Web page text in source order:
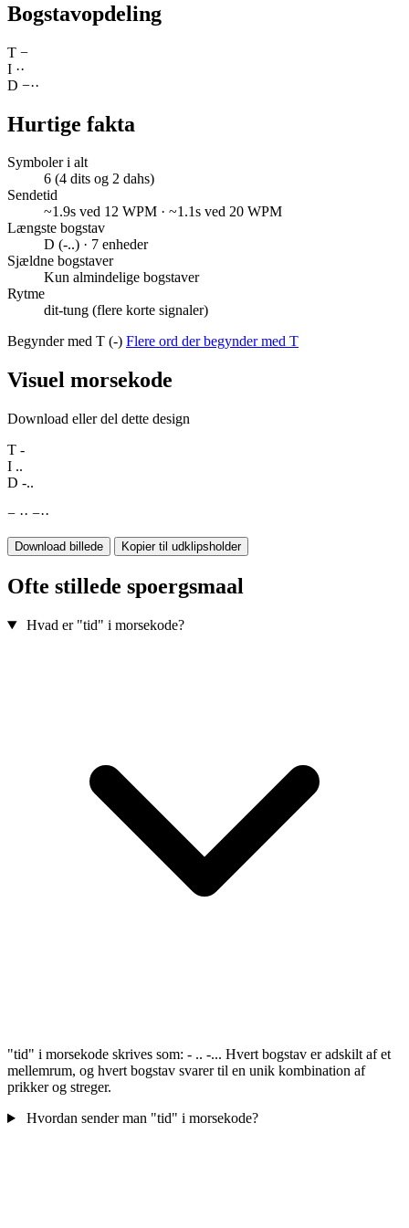
Bogstavopdeling
T −
I ··
D −··
Hurtige fakta
Symboler i alt
6 (4 dits og 2 dahs)
Sendetid
~1.9s ved 12 WPM · ~1.1s ved 20 WPM
Længste bogstav
D (-..) · 7 enheder
Sjældne bogstaver
Kun almindelige bogstaver
Rytme
dit-tung (flere korte signaler)
Begynder med T (-) Flere ord der begynder med T
Visuel morsekode
Download eller del dette design
T -
I ..
D -..
− ·· −··
Download billede Kopier til udklipsholder
Ofte stillede spoergsmaal
Hvad er "tid" i morsekode?
"tid" i morsekode skrives som: - .. -... Hvert bogstav er adskilt af et
mellemrum, og hvert bogstav svarer til en unik kombination af
prikker og streger.
Hvordan sender man "tid" i morsekode?